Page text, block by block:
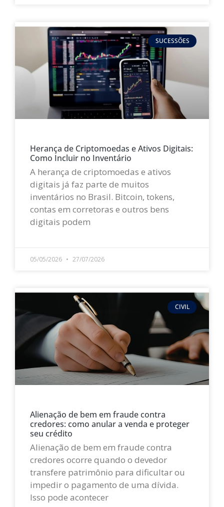
SUCESSÕES
Herança de Criptomoedas e Ativos Digitais:
Como Incluir no Inventário
A herança de criptomoedas e ativos
digitais já faz parte de muitos
inventários no Brasil. Bitcoin, tokens,
contas em corretoras e outros bens
digitais podem
05/05/2026 27/07/2026
CIVIL
Alienação de bem em fraude contra
credores: como anular a venda e proteger
seu crédito
Alienação de bem em fraude contra
credores ocorre quando o devedor
transfere patrimônio para dificultar ou
impedir o pagamento de uma dívida.
Isso pode acontecer